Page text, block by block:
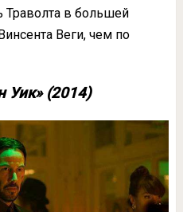
Траволта в большей
Веги, чем по
Уик» (2014)